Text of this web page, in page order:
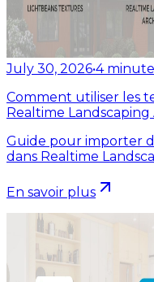
July 30, 2026•4
Comment utiliser les
Realtime
Guide pour importer
dans Realtime
En savoir plus